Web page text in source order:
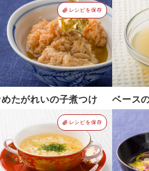
レシピを保存
たがれいの子煮つけ ベース
レシピを保存